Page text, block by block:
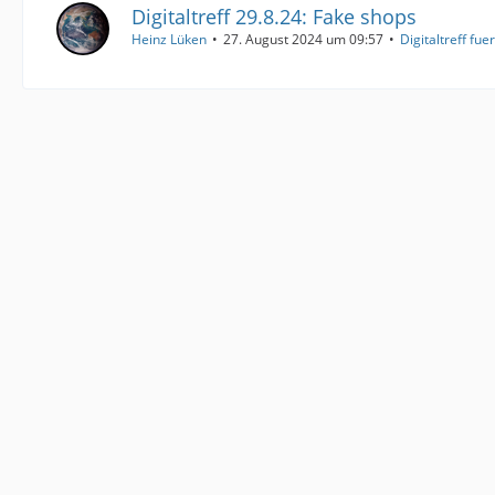
Digitaltreff 29.8.24: Fake shops
Heinz Lüken 27. August 2024 um 09:57 Digitaltreff